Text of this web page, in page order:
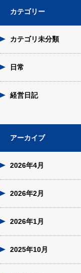
カテゴリー
カテゴリ未分類
日常
経営日記
アーカイブ
2026年4月
2026年2月
2026年1月
2025年10月